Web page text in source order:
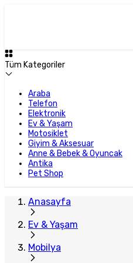
Tüm Kategoriler
Araba
Telefon
Elektronik
Ev & Yaşam
Motosiklet
Giyim & Aksesuar
Anne & Bebek & Oyuncak
Antika
Pet Shop
Anasayfa
Ev & Yaşam
Mobilya